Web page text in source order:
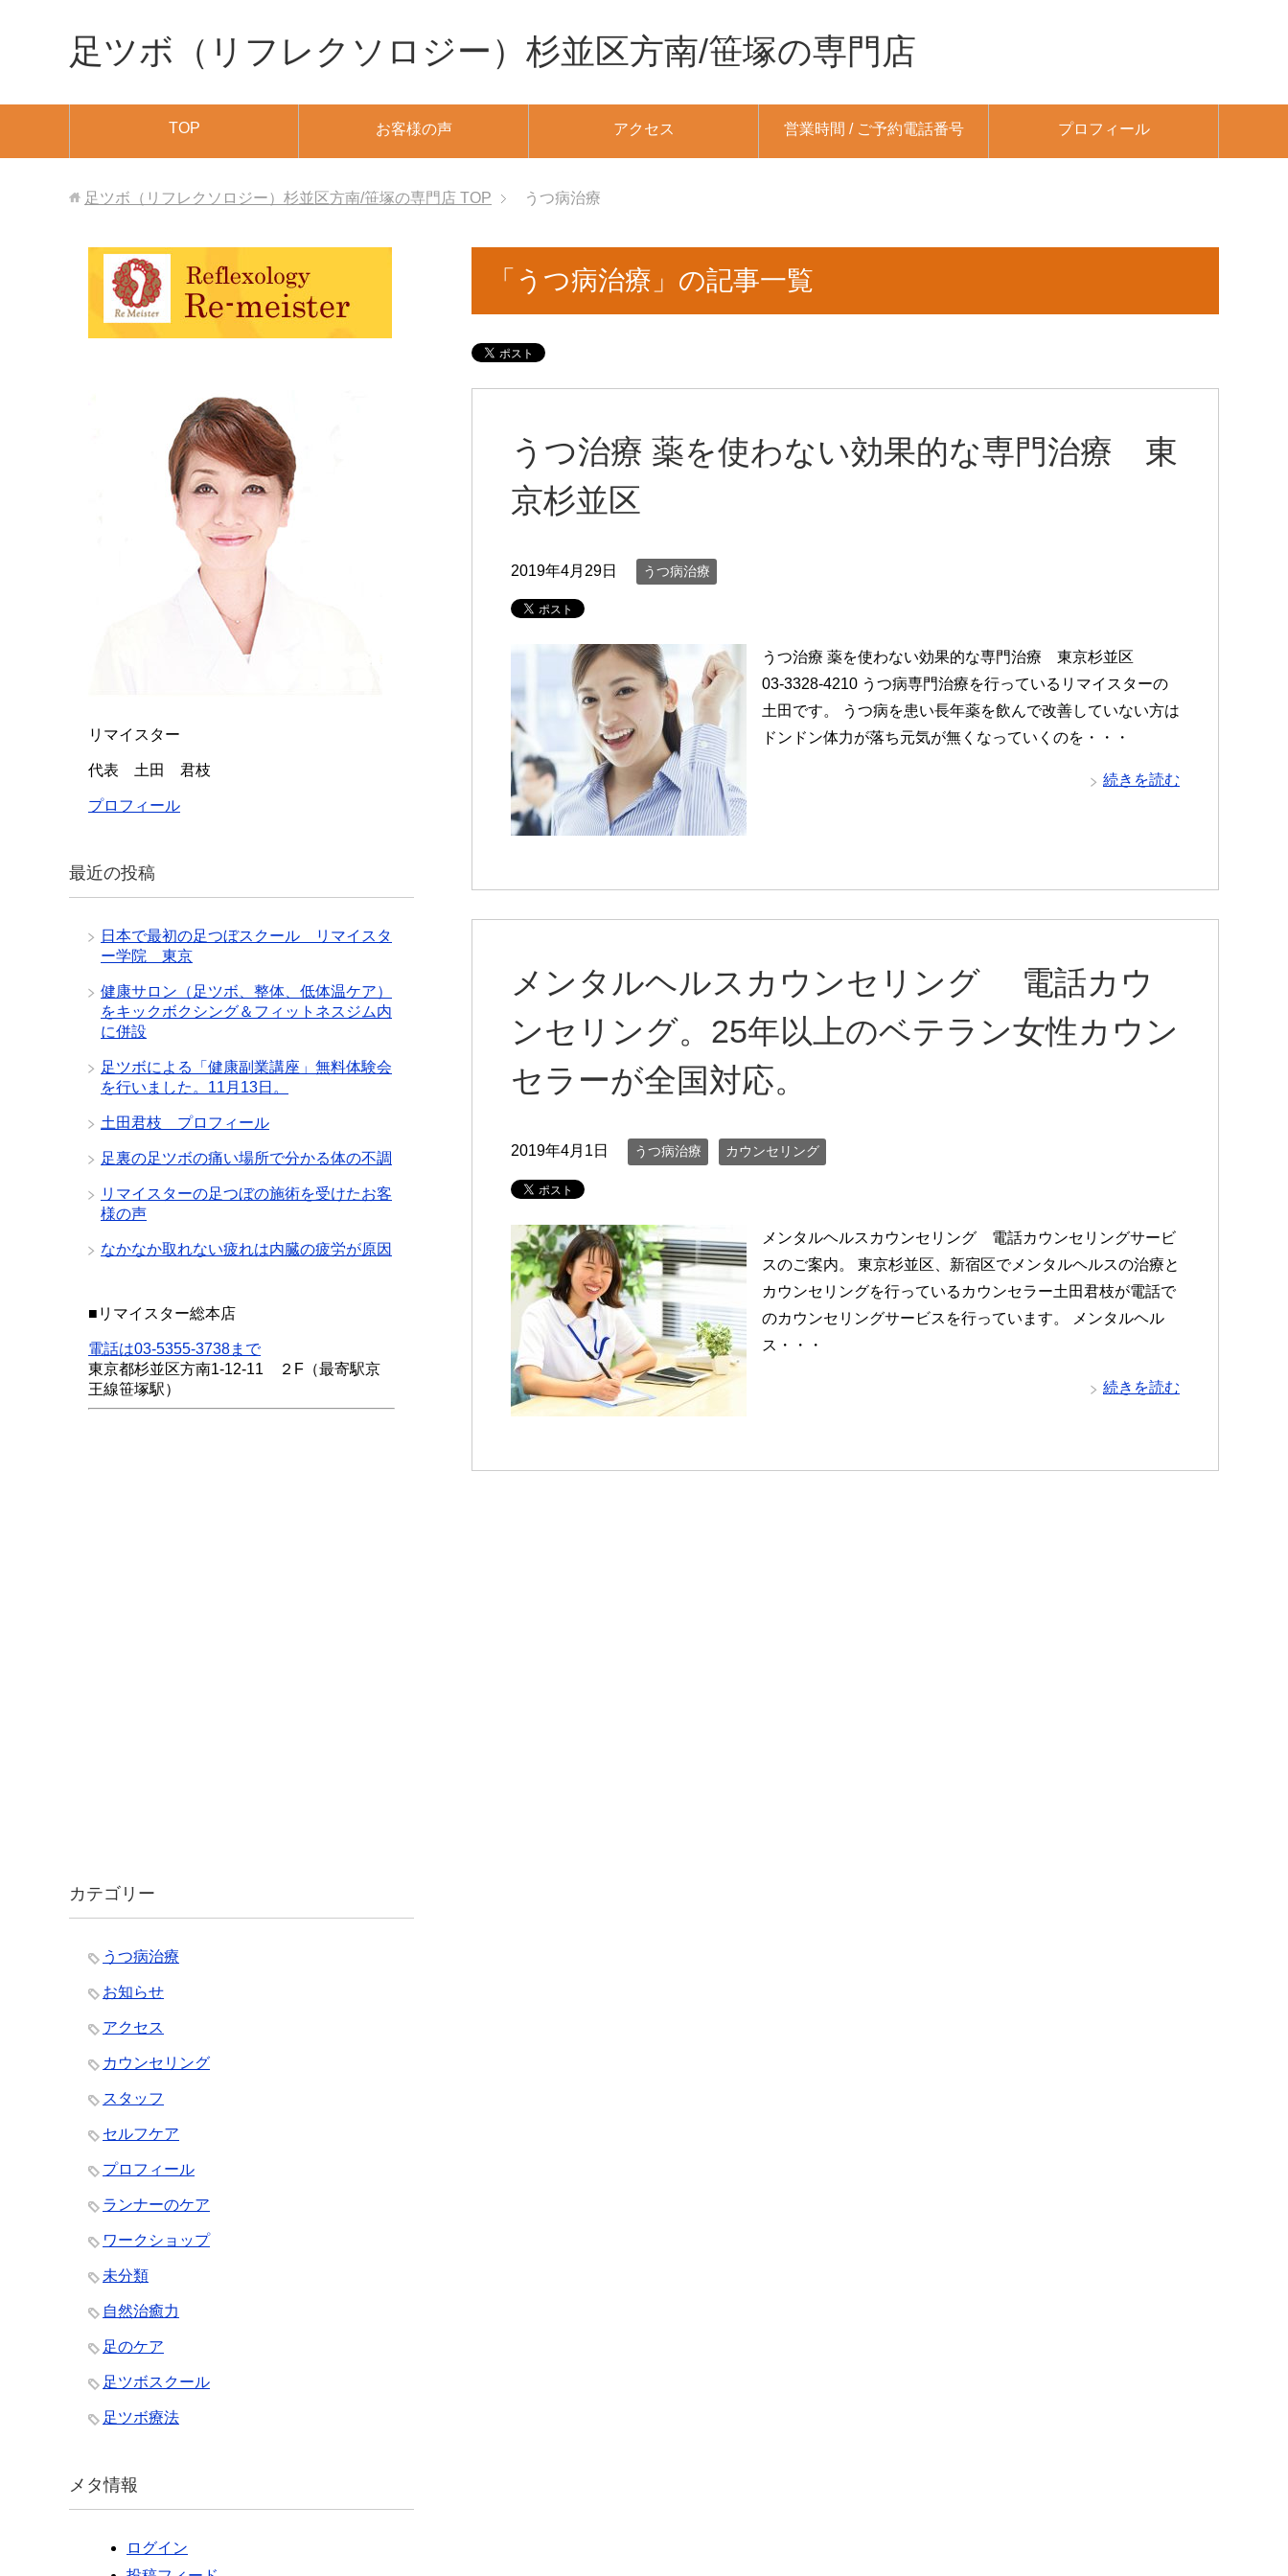
足ツボ（リフレクソロジー）杉並区方南/笹塚の専門店
TOP お客様の声 アクセス 営業時間 / ご予約電話番号 プロフィール
足ツボ（リフレクソロジー）杉並区方南/笹塚の専門店 TOP うつ病治療
「うつ病治療」の記事一覧
うつ治療 薬を使わない効果的な専門治療 東
京杉並区
2019年4月29日 うつ病治療
うつ治療 薬を使わない効果的な専門治療 東京杉並区
03-3328-4210 うつ病専門治療を行っているリマイスターの
土田です。 うつ病を患い長年薬を飲んで改善していない方は
ドンドン体力が落ち元気が無くなっていくのを・・・
続きを読む
メンタルヘルスカウンセリング 電話カウ
ンセリング。25年以上のベテラン女性カウン
セラーが全国対応。
2019年4月1日 うつ病治療 カウンセリング
メンタルヘルスカウンセリング 電話カウンセリングサービ
スのご案内。 東京杉並区、新宿区でメンタルヘルスの治療と
カウンセリングを行っているカウンセラー土田君枝が電話で
のカウンセリングサービスを行っています。 メンタルヘル
ス・・・
続きを読む
リマイスター
代表 土田 君枝
プロフィール
最近の投稿
日本で最初の足つぼスクール リマイスタ
ー学院 東京
健康サロン（足ツボ、整体、低体温ケア）
をキックボクシング＆フィットネスジム内
に併設
足ツボによる「健康副業講座」無料体験会
を行いました。11月13日。
土田君枝 プロフィール
足裏の足ツボの痛い場所で分かる体の不調
リマイスターの足つぼの施術を受けたお客
様の声
なかなか取れない疲れは内臓の疲労が原因
■リマイスター総本店
電話は03-5355-3738まで
東京都杉並区方南1-12-11 ２F（最寄駅京
王線笹塚駅）
カテゴリー
うつ病治療
お知らせ
アクセス
カウンセリング
スタッフ
セルフケア
プロフィール
ランナーのケア
ワークショップ
未分類
自然治癒力
足のケア
足ツボスクール
足ツボ療法
メタ情報
ログイン